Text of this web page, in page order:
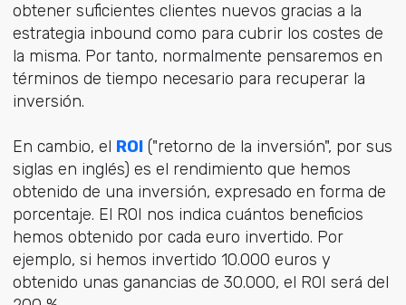
obtener suficientes clientes nuevos gracias a la
estrategia inbound como para cubrir los costes de
la misma. Por tanto, normalmente pensaremos en
términos de tiempo necesario para recuperar la
inversión.
En cambio, el ROI("retorno de la inversión", por sus
siglas en inglés) es el rendimiento que hemos
obtenido de una inversión, expresado en forma de
porcentaje. El ROI nos indica cuántos beneficios
hemos obtenido por cada euro invertido. Por
ejemplo, si hemos invertido 10.000 euros y
obtenido unas ganancias de 30.000, el ROI será del